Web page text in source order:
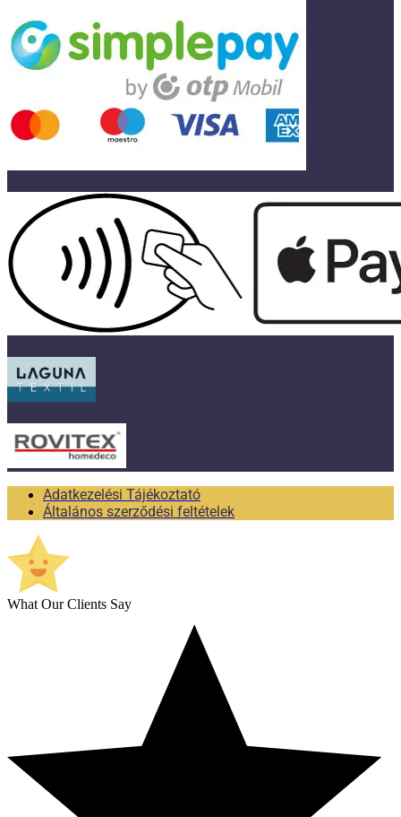
Adatkezelési Tájékoztató
Általános szerződési feltételek
What Our Clients Say